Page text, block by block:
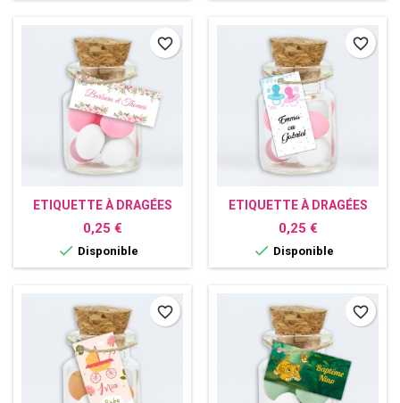
ETIQUETTE À DRAGÉES
PERSONNALISÉE FLEURIE
Prix
0,25 €
 Disponible
favorite_border
ETIQUETTE À DRAGÉES
PERSONNALISÉE GENDER
REVEAL
Prix
0,25 €
 Disponible
favorite_border
favorite_border favorite_border